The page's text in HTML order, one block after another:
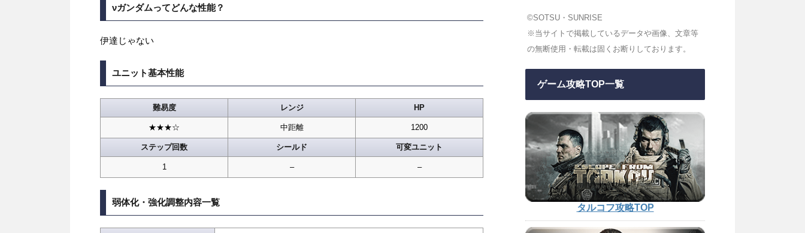
νガンダムってどんな性能？
伊達じゃない
ユニット基本性能
難易度 レンジ HP
★★★☆ 中距離 1200
ステップ回数 シールド 可変ユニット
1 – –
弱体化・強化調整内容一覧
©SOTSU・SUNRISE
※当サイトで掲載しているデータや画像、文章等
の無断使用・転載は固くお断りしております。
ゲーム攻略TOP一覧
タルコフ攻略TOP